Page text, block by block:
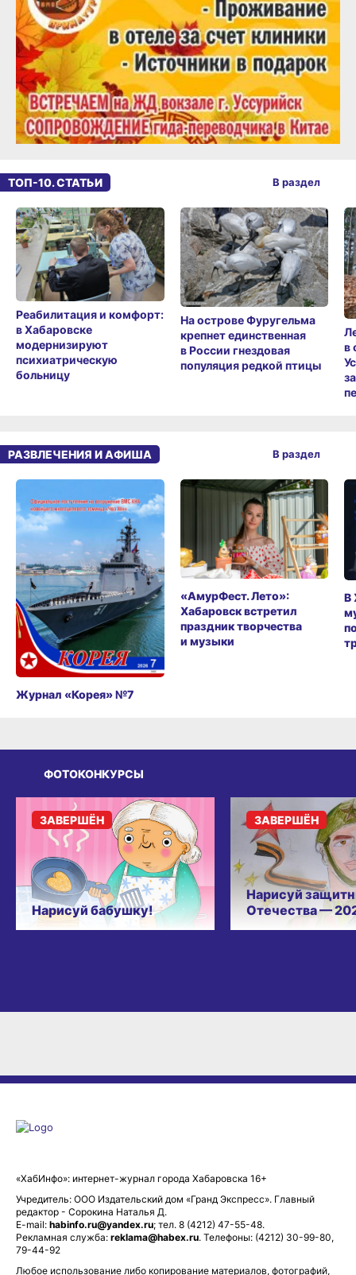
ТОП-10. СТАТЬИ
Реабилитация и комфорт:
в Хабаровске
модернизируют
психиатрическую
больницу
На острове Фуругельма
крепнет единственная
в России гнездовая
популяция редкой птицы
в
В раздел
РАЗВЛЕЧЕНИЯ И АФИША
Журнал «Корея» №7
«АмурФест. Лето»:
Хабаровск встретил
праздник творчества
и музыки
В
В раздел
ФОТОКОНКУРСЫ
Нарисуй бабушку!
ЗАВЕРШЁН
Нарисуй
Отечества —
ЗАВЕРШЁН
«ХабИнфо»: интернет-журнал города Хабаровска 16+
Учредитель: ООО Издательский дом «Гранд Экспресс». Главный
редактор - Сорокина Наталья Д.
E-mail: habinfo.ru@yandex.ru; тел. 8 (4212) 47-55-48.
Рекламная служба: reklama@habex.ru. Телефоны: (4212) 30-99-80,
79-44-92
Любое использование либо копирование материалов, фотографий,